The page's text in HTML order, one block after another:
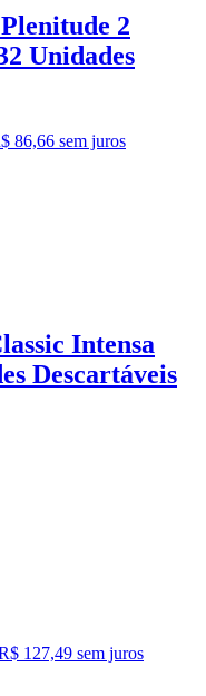
2
Unidades
86,66 sem juros
Intensa
Descartáveis
127,49 sem juros